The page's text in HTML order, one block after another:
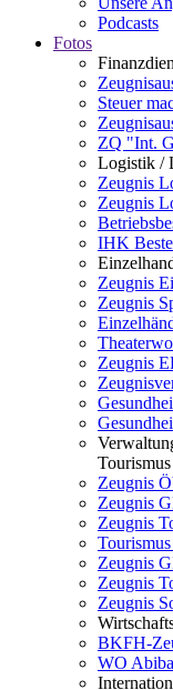
Podcasts
Fotos
Steuer
ZQ "Int.
Logistik /
Zeugnis
Zeugnis
IHK
Zeugnis
Zeugnis
Zeugnis
Tourismus
Zeugnis
Zeugnis
Zeugnis
Zeugnis
Zeugnis
Zeugnis
BKFH-
WO